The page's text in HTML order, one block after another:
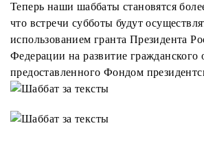
Теперь наши шаббаты становятся
что встречи субботы будут
использованием гранта Президента
Федерации на развитие гражданского
предоставленного Фондом